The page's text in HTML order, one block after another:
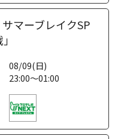
サマーブレイクSP
08/09(日)
23:00～01:00